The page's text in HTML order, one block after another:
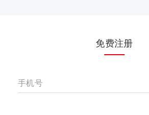
免费注册
手机号